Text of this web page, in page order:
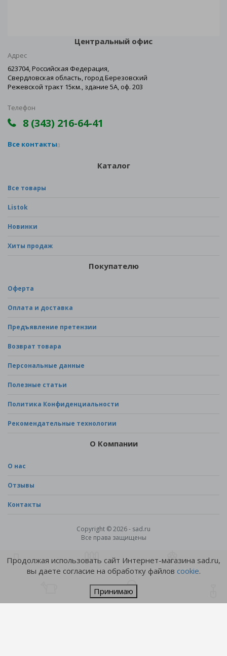
Центральный офис
Адрес
623704, Российская Федерация,
Свердловская область, город Березовский
Режевской тракт 15км., здание 5А, оф. 203
Телефон
8 (343) 216-64-41
Все контакты
Каталог
Все товары
Listok
Новинки
Хиты продаж
Покупателю
Оферта
Оплата и доставка
Предъявление претензии
Возврат товара
Персональные данные
Полезные статьи
Политика Конфиденциальности
Рекомендательные технологии
О Компании
О нас
Отзывы
Контакты
Copyright © 2026 - sad.ru
Все права защищены
Продолжая использовать сайт Интернет-магазина sad.ru,
вы даете согласие на обработку файлов cookie.
Принимаю